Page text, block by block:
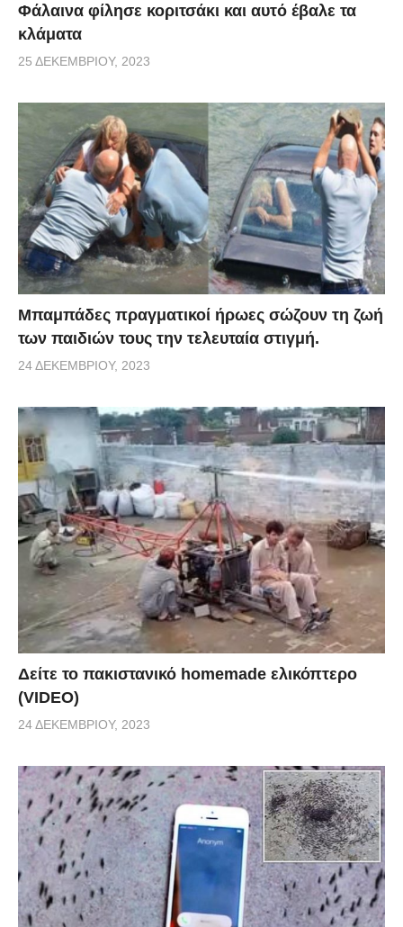
Φάλαινα φίλησε κοριτσάκι και αυτό έβαλε τα
κλάματα
25 ΔΕΚΕΜΒΡΊΟΥ, 2023
Μπαμπάδες πραγματικοί ήρωες σώζουν τη ζωή
των παιδιών τους την τελευταία στιγμή.
24 ΔΕΚΕΜΒΡΊΟΥ, 2023
Δείτε το πακιστανικό homemade ελικόπτερο
(VIDEO)
24 ΔΕΚΕΜΒΡΊΟΥ, 2023